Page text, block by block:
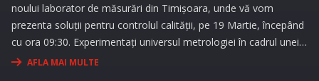
noului laborator de măsurări din Timișoara, unde vă vom
prezenta soluții pentru controlul calității, pe 19 Martie, începând
cu ora 09:30. Experimentați universul metrologiei în cadrul unei
expoziții interesante și prin prezentări interactive!
AFLA MAI MULTE